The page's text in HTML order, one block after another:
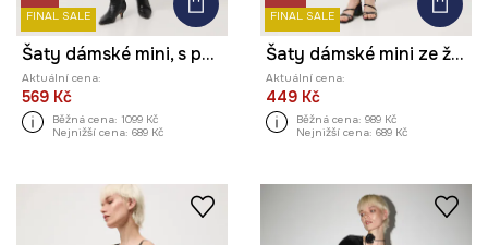
FINAL SALE
Šaty dámské mini, s páskem a květinovým vzorem
Aktuální cena:
569 Kč
Běžná cena: 1099 Kč
Nejnižší cena: 689 Kč
FINAL SALE
Šaty dámské mini ze žakáru
Aktuální cena:
449 Kč
Běžná cena: 989 Kč
Nejnižší cena: 689 Kč